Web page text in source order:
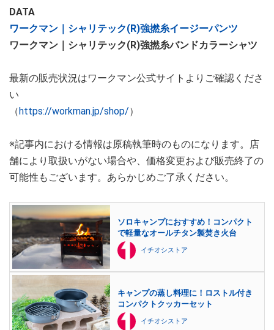
DATA
ワークマン｜シャリテック(R)強撚糸イージーパンツ
ワークマン｜シャリテック(R)強撚糸バンドカラーシャツ
最新の販売状況はワークマン公式サイトよりご確認くださ
い
（ https://workman.jp/shop/）
※記事内における情報は原稿執筆時のものになります。店
舗により取扱いがない場合や、価格変更および販売終了の
可能性もございます。あらかじめご了承ください。
ソロキャンプにおすすめ！コンパクト
で軽量なオールチタン製焚き火台
イチオシストア
キャンプの蒸し料理に！ロストル付き
コンパクトクッカーセット
イチオシストア